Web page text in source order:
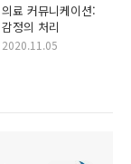
의료 커뮤니케이션:
감정의 처리
2020.11.05